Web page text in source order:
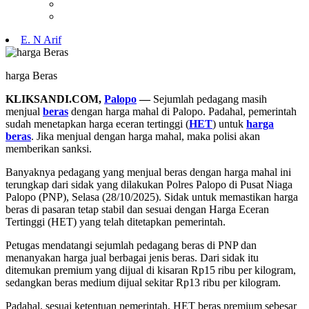
E. N Arif
harga Beras
KLIKSANDI.COM, Palopo— Sejumlah pedagang masih
menjual beras dengan harga mahal di Palopo. Padahal, pemerintah
sudah menetapkan harga eceran tertinggi (HET) untuk harga
beras. Jika menjual dengan harga mahal, maka polisi akan
memberikan sanksi.
Banyaknya pedagang yang menjual beras dengan harga mahal ini
terungkap dari sidak yang dilakukan Polres Palopo di Pusat Niaga
Palopo (PNP), Selasa (28/10/2025). Sidak untuk memastikan harga
beras di pasaran tetap stabil dan sesuai dengan Harga Eceran
Tertinggi (HET) yang telah ditetapkan pemerintah.
Petugas mendatangi sejumlah pedagang beras di PNP dan
menanyakan harga jual berbagai jenis beras. Dari sidak itu
ditemukan premium yang dijual di kisaran Rp15 ribu per kilogram,
sedangkan beras medium dijual sekitar Rp13 ribu per kilogram.
Padahal, sesuai ketentuan pemerintah, HET beras premium sebesar